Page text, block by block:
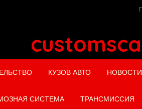
КУЗОВ АВТО НОВОСТИ
СИСТЕМА ТРАНСМИССИЯ